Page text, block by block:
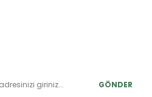
GÖNDER